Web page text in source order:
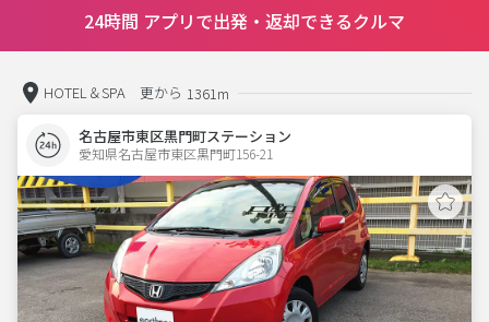
24時間 アプリで出発・返却できるクルマ
HOTEL＆SPA 更から 1361m
名古屋市東区黒門町ステーション
愛知県名古屋市東区黒門町156-21